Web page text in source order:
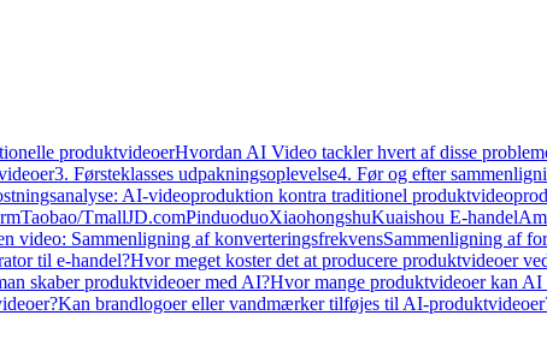
produktvideoerHvordan AI Video tackler hvert af disse
3. Førsteklasses udpakningsoplevelse4. Før og efter
AI-videoproduktion kontra traditionel
Taobao/TmallJD.comPinduoduoXiaohongshuKuaishou E-handel
video: Sammenligning af konverteringsfrekvensSammenligning af
til e-handel?Hvor meget koster det at producere produktvideoer
skaber produktvideoer med AI?Hvor mange produktvideoer kan AI
Kan brandlogoer eller vandmærker tilføjes til AI-